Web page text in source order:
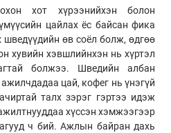
хот хүрээнийхэн болон
цайлах ёс байсан фика
шведүүдийн өв соёл болж, өдгөө
хувийн хэвшлийнхэн нь хүртэл
болжээ. Шведийн албан
цай, кофег нь үнэгүй
талх зэрэг гэртээ идэж
хүссэн хэмжээгээр
ч бий. Ажлын байран дахь